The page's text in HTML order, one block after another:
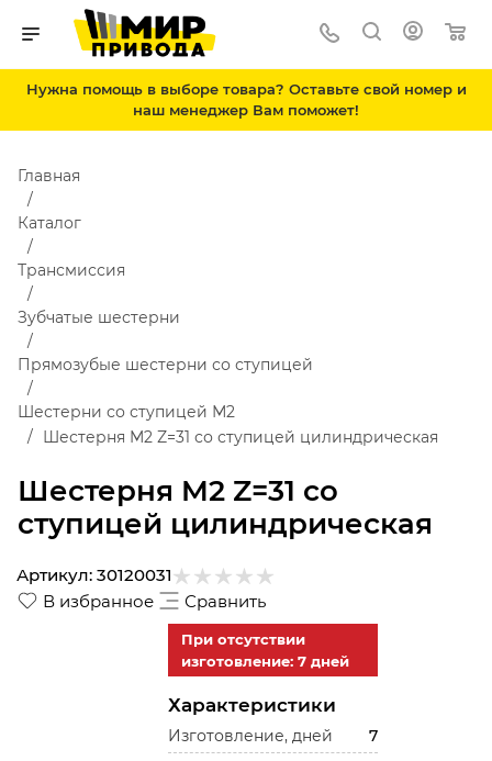
Нужна помощь в выборе товара? Оставьте свой номер и
наш менеджер Вам поможет!
Шестерня M2 Z=31 со
ступицей цилиндрическая
Главная
Каталог
Трансмиссия
Зубчатые шестерни
Прямозубые шестерни со ступицей
Шестерни со ступицей М2
Шестерня M2 Z=31 со ступицей цилиндрическая
В избранное Сравнить
Артикул: 30120031
При отсутствии
изготовление: 7 дней
Характеристики
Изготовление, дней
7